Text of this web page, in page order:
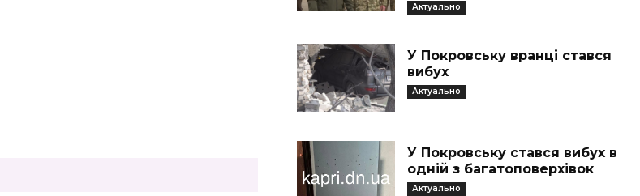
Актуально
У Покровську вранці стався
вибух
Актуально
У Покровську стався вибух в
одній з багатоповерхівок
Актуально